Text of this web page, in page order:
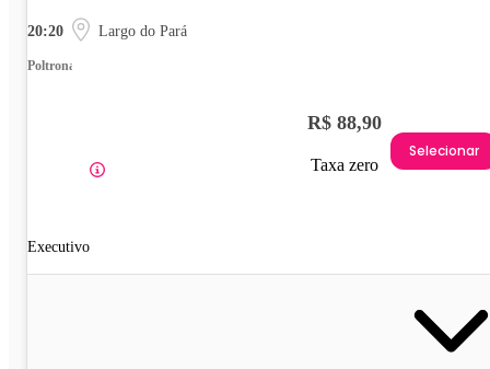
20:20 Largo do Pará
Poltrona
Executivo
R$ 88,90
Taxa zero
Selecionar